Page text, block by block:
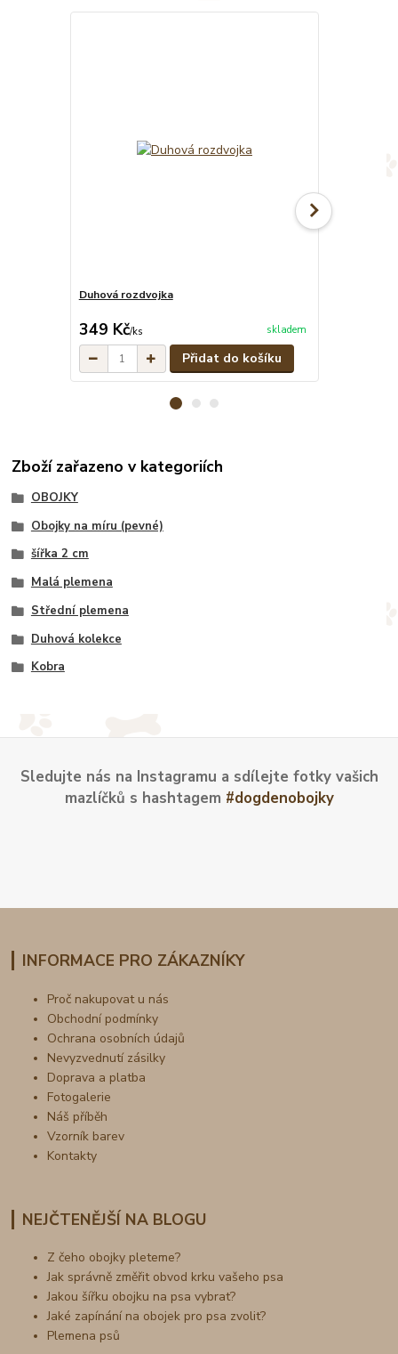
Duhová rozdvojka
349 Kč/ks skladem
Přidat do košíku
Zboží zařazeno v kategoriích
OBOJKY
Obojky na míru (pevné)
šířka 2 cm
Malá plemena
Střední plemena
Duhová kolekce
Kobra
Sledujte nás na Instagramu a sdílejte fotky vašich
mazlíčků s hashtagem #dogdenobojky
INFORMACE PRO ZÁKAZNÍKY
Proč nakupovat u nás
Obchodní podmínky
Ochrana osobních údajů
Nevyzvednutí zásilky
Doprava a platba
Fotogalerie
Náš příběh
Vzorník barev
Kontakty
NEJČTENĚJŠÍ NA BLOGU
Z čeho obojky pleteme?
Jak správně změřit obvod krku vašeho psa
Jakou šířku obojku na psa vybrat?
Jaké zapínání na obojek pro psa zvolit?
Plemena psů